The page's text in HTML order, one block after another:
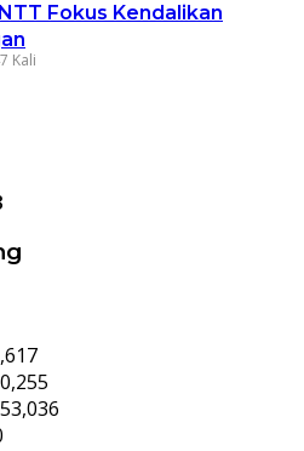
Fokus Kendalikan
Kali
53,036